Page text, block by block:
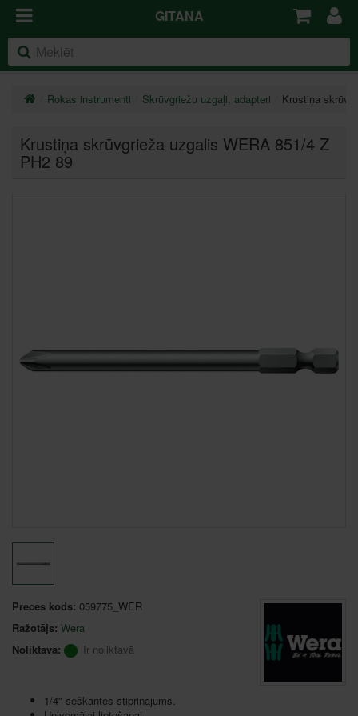
GITANA
Rokas instrumenti Skrūvgriežu uzgaļi, adapteri Krustiņa
Krustiņa skrūvgrieža uzgalis WERA 851/4 Z
PH2 89
Preces kods: 059775_WER
Ražotājs: Wera
Noliktavā:
Ir noliktavā
1/4" seškantes stiprinājums.